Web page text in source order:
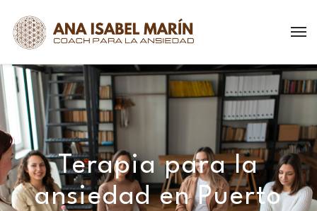
Terapia para la
ansiedad en Puerto